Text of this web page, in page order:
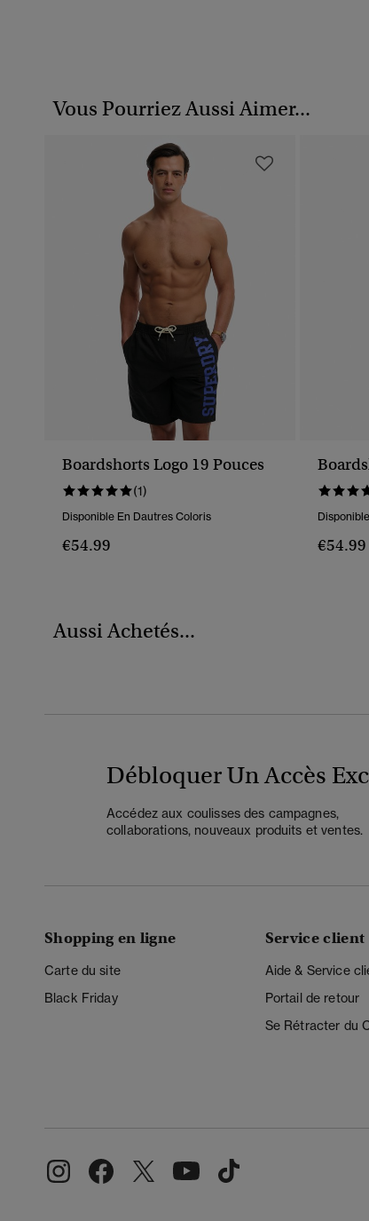
Vous Pourriez Aussi Aimer...
Boardshorts Logo 19 Pouces
(1)
Disponible En Dautres Coloris
€54.99 €54.99
Aussi Achetés...
Débloquer Un Accès
Accédez aux coulisses des campagnes,
collaborations, nouveaux produits et ventes.
Shopping en ligne
Carte du site
Black Friday
Service client
Aide & Service
Portail de retour
Se Rétracter du